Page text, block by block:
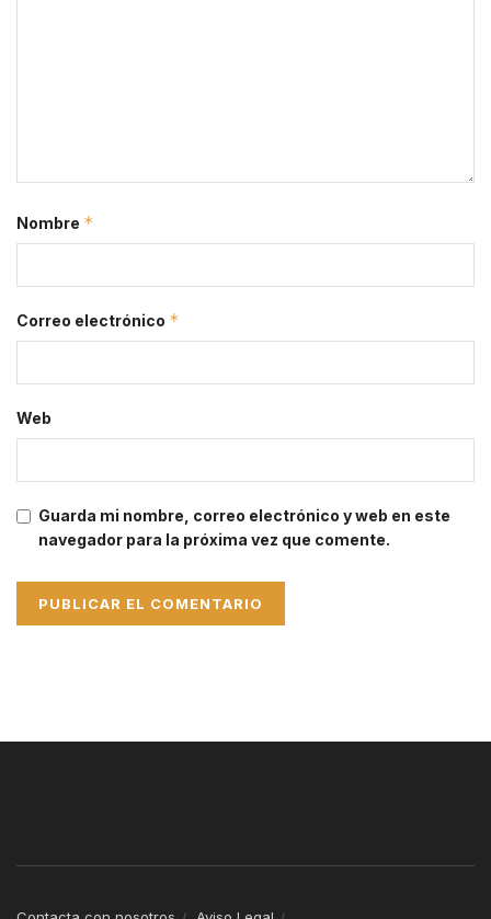
Nombre *
Correo electrónico *
Web
Guarda mi nombre, correo electrónico y web en este
navegador para la próxima vez que comente.